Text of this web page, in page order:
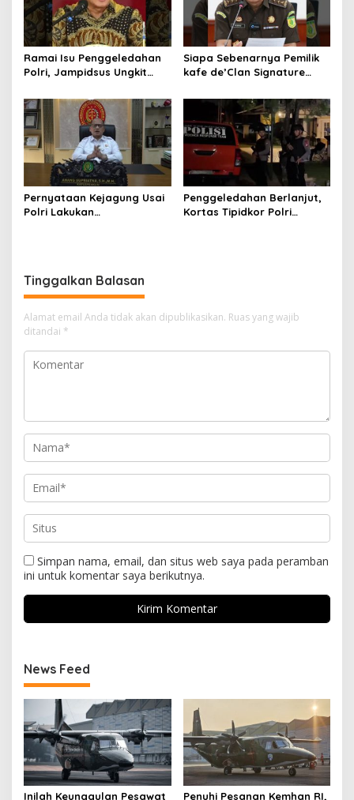
Ramai Isu Penggeledahan
Polri, Jampidsus Ungkit
Kejagung RI
Siapa Sebenarnya Pemilik
kafe de’Clan Signature
Nama Jampidsus
Mendadak Jadi Sorotan
Pernyataan Kejagung Usai
Polri Lakukan
Penggeledahan Berlanjut,
Kortas Tipidkor Polri
Tinggalkan Balasan
Alamat email Anda tidak akan dipublikasikan. Ruas yang wajib
ditandai *
Simpan nama, email, dan situs web saya pada peramban
ini untuk komentar saya berikutnya.
News Feed
Inilah Keunggulan Pesawat Penuhi Pesanan Kemhan RI,